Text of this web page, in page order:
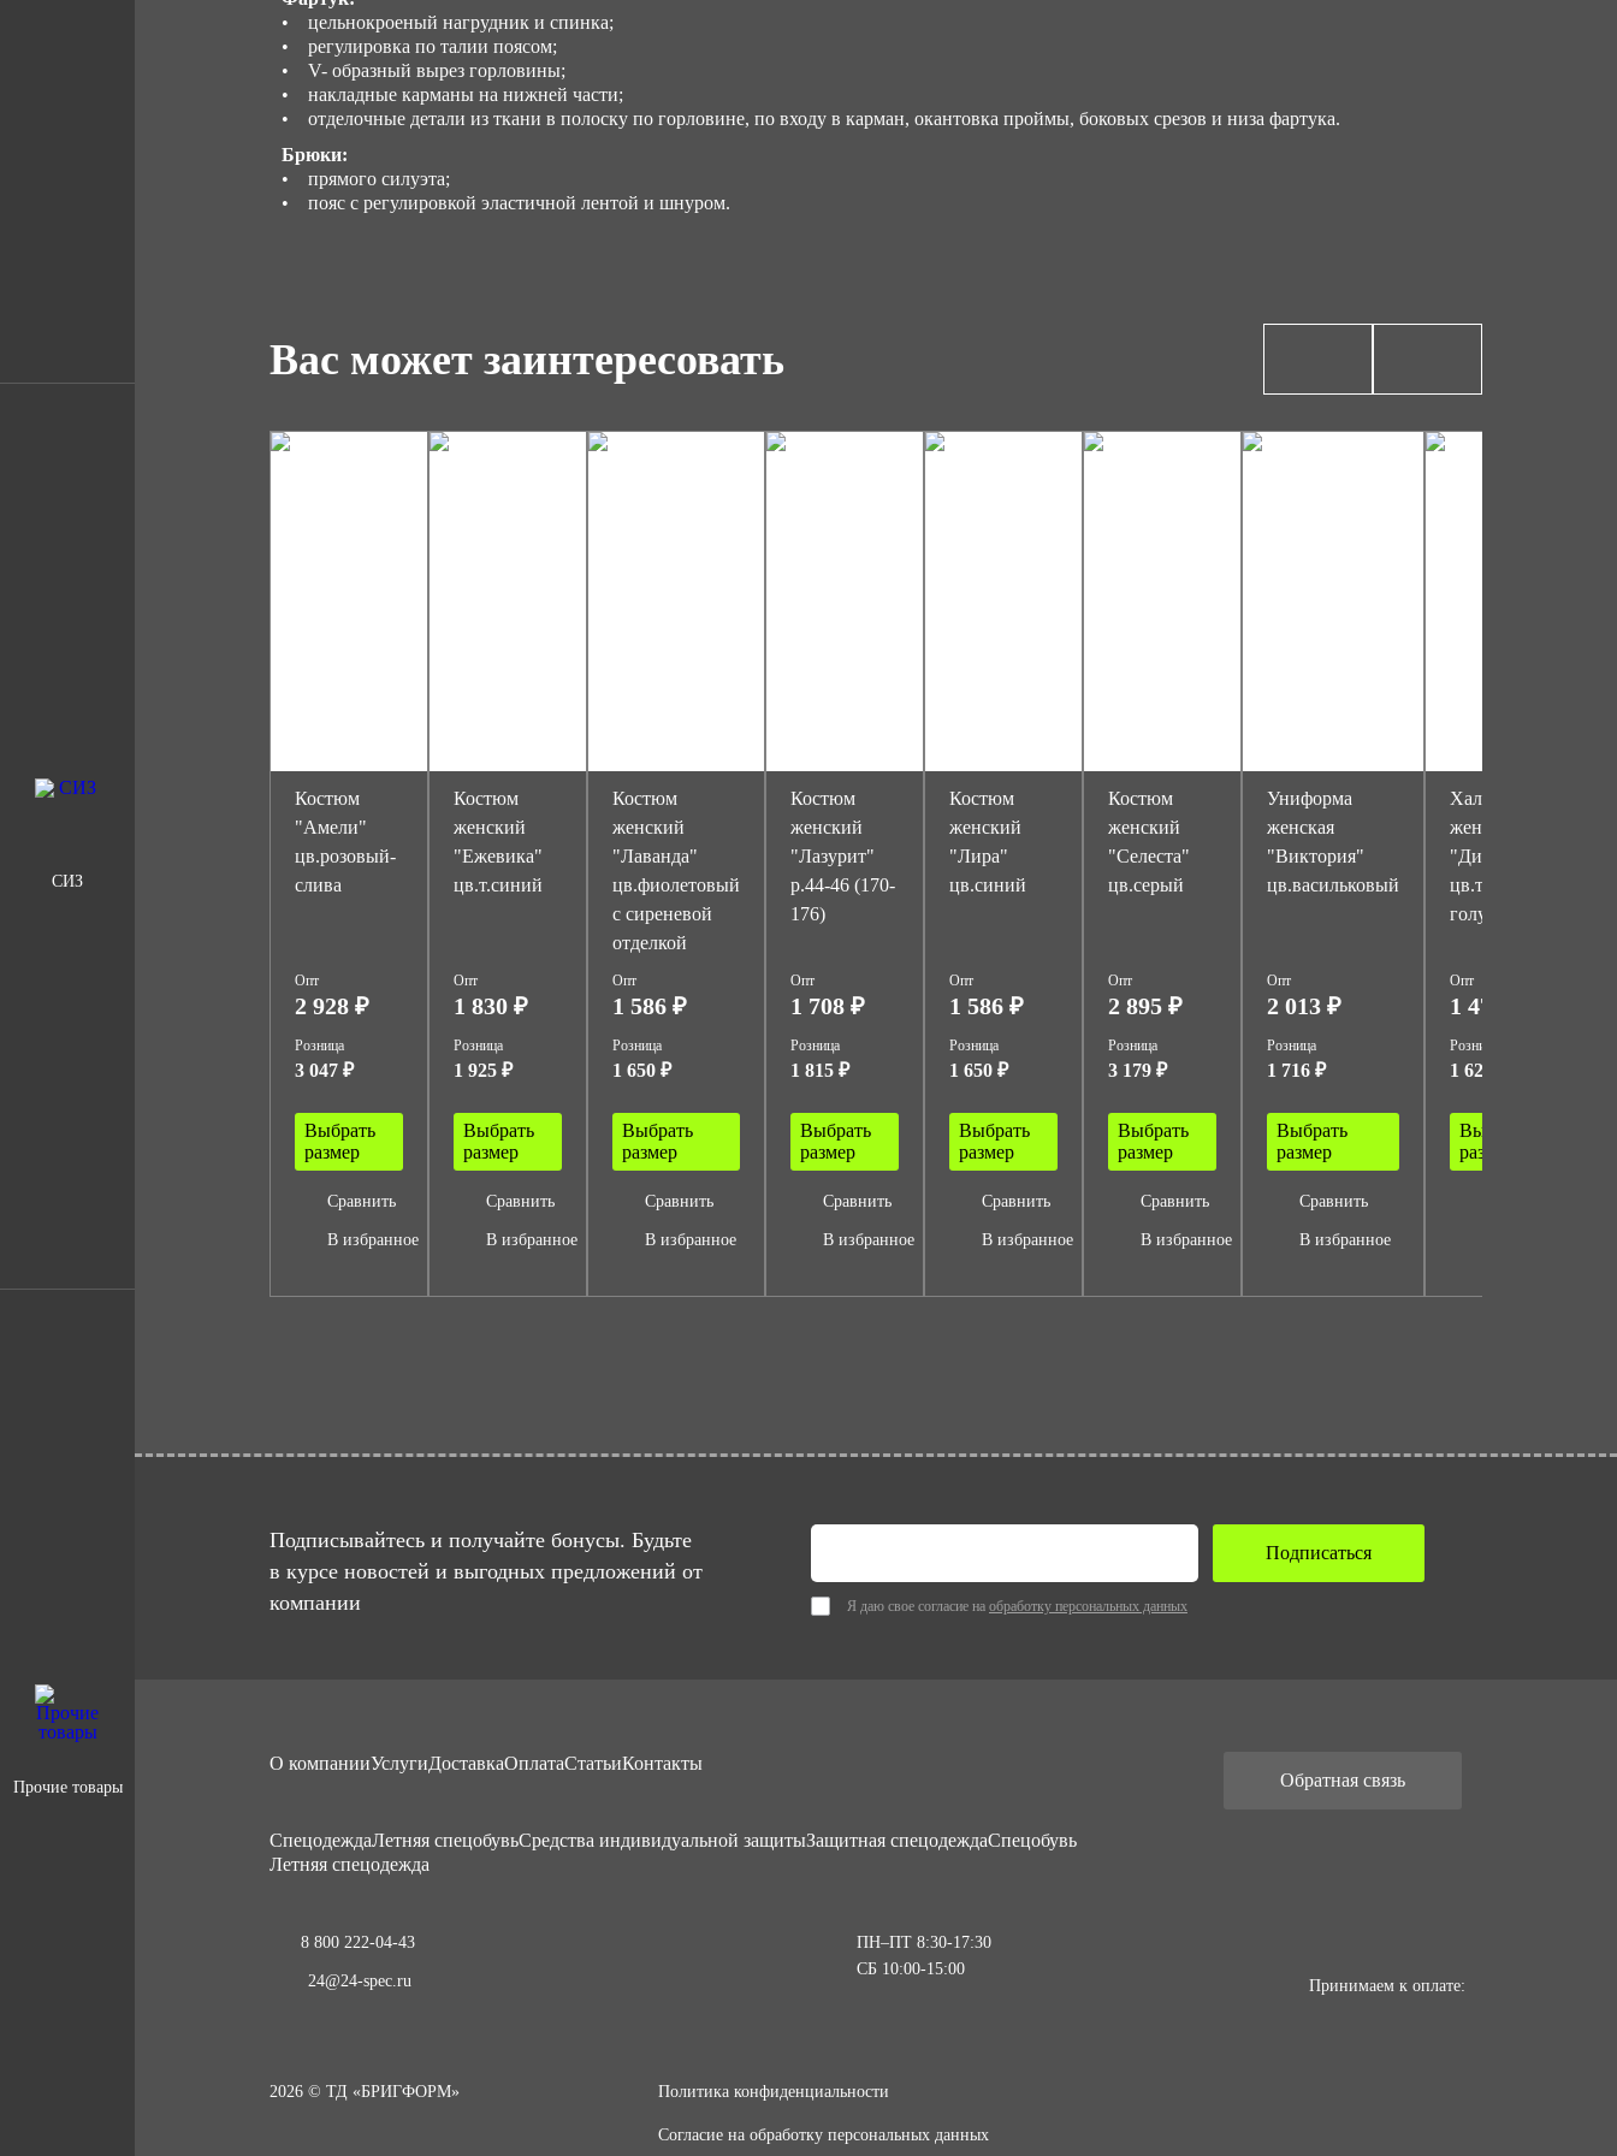
СИЗ
Прочие товары
• цельнокроеный нагрудник и спинка;
• регулировка по талии поясом;
• V- образный вырез горловины;
• накладные карманы на нижней части;
• отделочные детали из ткани в полоску по горловине, по входу в карман, окантовка проймы, боковых срезов и низа фартука.
Брюки:
• прямого силуэта;
• пояс с регулировкой эластичной лентой и шнуром.
Вас может заинтересовать
Костюм
"Амели"
цв.розовый-
слива
Опт
2 928 ₽
Розница
3 047 ₽
Выбрать
размер
Сравнить
В избранное
Костюм
женский
"Ежевика"
цв.т.синий
Опт
1 830 ₽
Розница
1 925 ₽
Выбрать
размер
Сравнить
В избранное
Костюм
женский
"Лаванда"
цв.фиолетовый
с сиреневой
отделкой
Опт
1 586 ₽
Розница
1 650 ₽
Выбрать
размер
Сравнить
В избранное
Костюм
женский
"Лазурит"
р.44-46 (170-
176)
Опт
1 708 ₽
Розница
1 815 ₽
Выбрать
размер
Сравнить
В избранное
Костюм
женский
"Лира"
цв.синий
Опт
1 586 ₽
Розница
1 650 ₽
Выбрать
размер
Сравнить
В избранное
Костюм
женский
"Селеста"
цв.серый
Опт
2 895 ₽
Розница
3 179 ₽
Выбрать
размер
Сравнить
В избранное
Униформа
женская
"Виктория"
цв.васильковый
Опт
2 013 ₽
Розница
1 716 ₽
Выбрать
размер
Сравнить
В избранное
Халат
женский
"Диана"
цв.т.синий/
голубой
Опт
1 471 ₽
Розница
1 628 ₽
Выбрать
размер
Подписывайтесь и получайте бонусы. Будьте
в курсе новостей и выгодных предложений от
компании
Я даю свое согласие на обработку персональных данных
Подписаться
О компанииУслугиДоставкаОплатаСтатьиКонтакты
CпецодеждаЛетняя спецобувьСредства индивидуальной защитыЗащитная спецодеждаСпецобувь
Летняя спецодежда
8 800 222-04-43
24@24-spec.ru
ПН–ПТ 8:30-17:30
СБ 10:00-15:00
Обратная связь
Принимаем к оплате:
2026 © ТД «БРИГФОРМ» Политика конфиденциальности
Согласие на обработку персональных данных